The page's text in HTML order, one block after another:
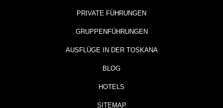
PRIVATE FÜHRUNGEN
GRUPPENFÜHRUNGEN
AUSFLÜGE IN DER TOSKANA
BLOG
HOTELS
SITEMAP